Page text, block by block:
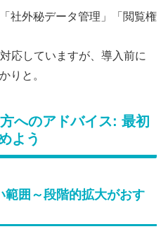
社外秘データ管理」「閲覧権
応していますが、導入前に
りと。
へのアドバイス: 最初
よう
範囲～段階的拡大がおす